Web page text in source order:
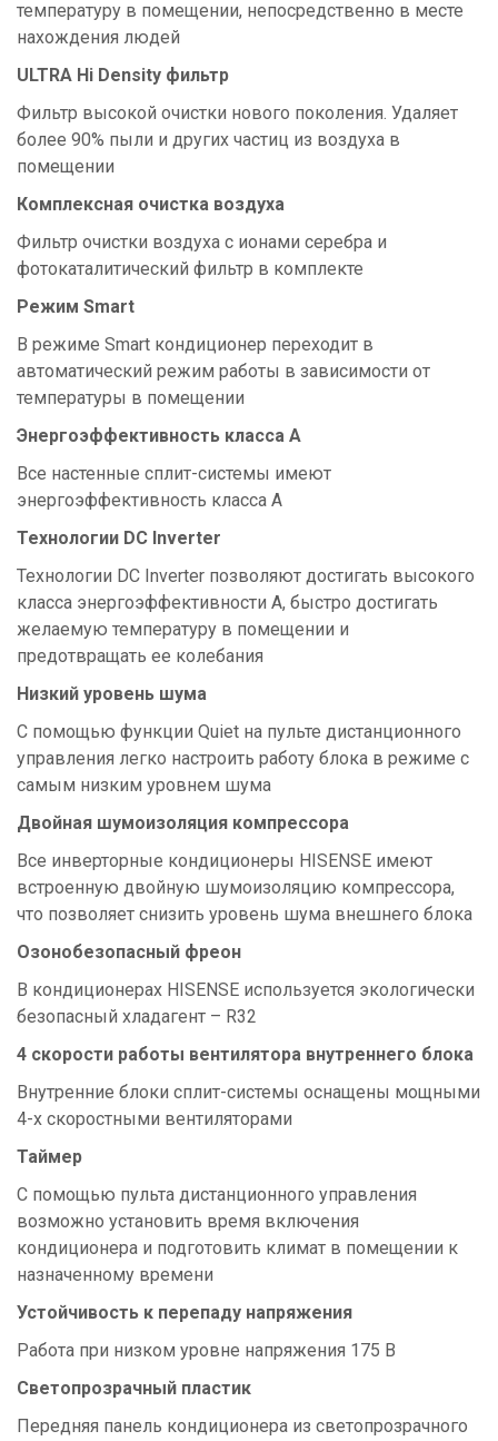
температуру в помещении, непосредственно в месте
нахождения людей
ULTRA Hi Density фильтр
Фильтр высокой очистки нового поколения. Удаляет
более 90% пыли и других частиц из воздуха в
помещении
Комплексная очистка воздуха
Фильтр очистки воздуха с ионами серебра и
фотокаталитический фильтр в комплекте
Режим Smart
В режиме Smart кондиционер переходит в
автоматический режим работы в зависимости от
температуры в помещении
Энергоэффективность класса А
Все настенные сплит-системы имеют
энергоэффективность класса А
Технологии DC Inverter
Технологии DC Inverter позволяют достигать высокого
класса энергоэффективности А, быстро достигать
желаемую температуру в помещении и
предотвращать ее колебания
Низкий уровень шума
С помощью функции Quiet на пульте дистанционного
управления легко настроить работу блока в режиме с
самым низким уровнем шума
Двойная шумоизоляция компрессора
Все инверторные кондиционеры HISENSE имеют
встроенную двойную шумоизоляцию компрессора,
что позволяет снизить уровень шума внешнего блока
Озонобезопасный фреон
В кондиционерах HISENSE используется экологически
безопасный хладагент – R32
4 скорости работы вентилятора внутреннего блока
Внутренние блоки сплит-системы оснащены мощными
4-х скоростными вентиляторами
Таймер
С помощью пульта дистанционного управления
возможно установить время включения
кондиционера и подготовить климат в помещении к
назначенному времени
Устойчивость к перепаду напряжения
Работа при низком уровне напряжения 175 В
Светопрозрачный пластик
Передняя панель кондиционера из светопрозрачного